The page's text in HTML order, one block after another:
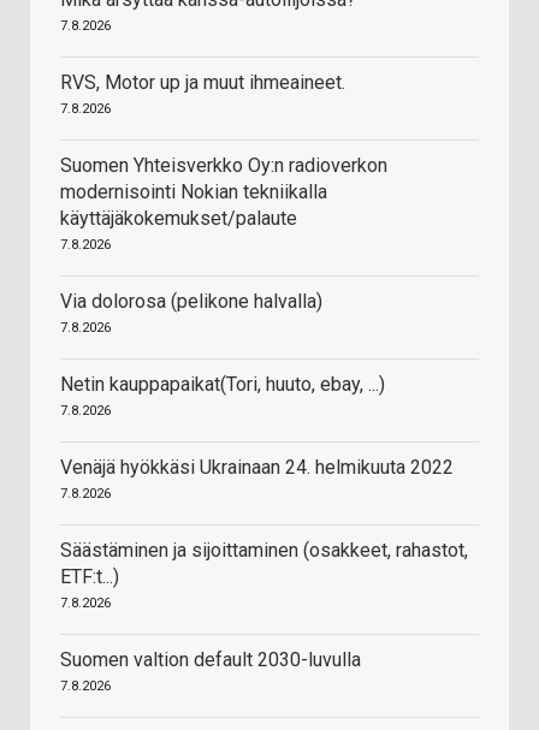
7.8.2026
RVS, Motor up ja muut ihmeaineet.
7.8.2026
Suomen Yhteisverkko Oy:n radioverkon
modernisointi Nokian tekniikalla
käyttäjäkokemukset/palaute
7.8.2026
Via dolorosa (pelikone halvalla)
7.8.2026
Netin kauppapaikat(Tori, huuto, ebay, ...)
7.8.2026
Venäjä hyökkäsi Ukrainaan 24. helmikuuta 2022
7.8.2026
Säästäminen ja sijoittaminen (osakkeet, rahastot,
ETF:t...)
7.8.2026
Suomen valtion default 2030-luvulla
7.8.2026